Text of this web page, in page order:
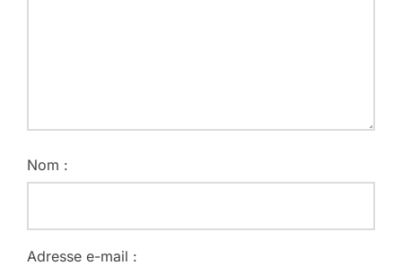
Nom :
Adresse e-mail :